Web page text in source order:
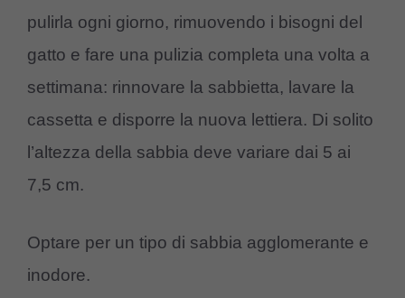
pulirla ogni giorno, rimuovendo i bisogni del
gatto e fare una pulizia completa una volta a
settimana: rinnovare la sabbietta, lavare la
cassetta e disporre la nuova lettiera. Di solito
l’altezza della sabbia deve variare dai 5 ai
7,5 cm.
Optare per un tipo di sabbia agglomerante e
inodore.